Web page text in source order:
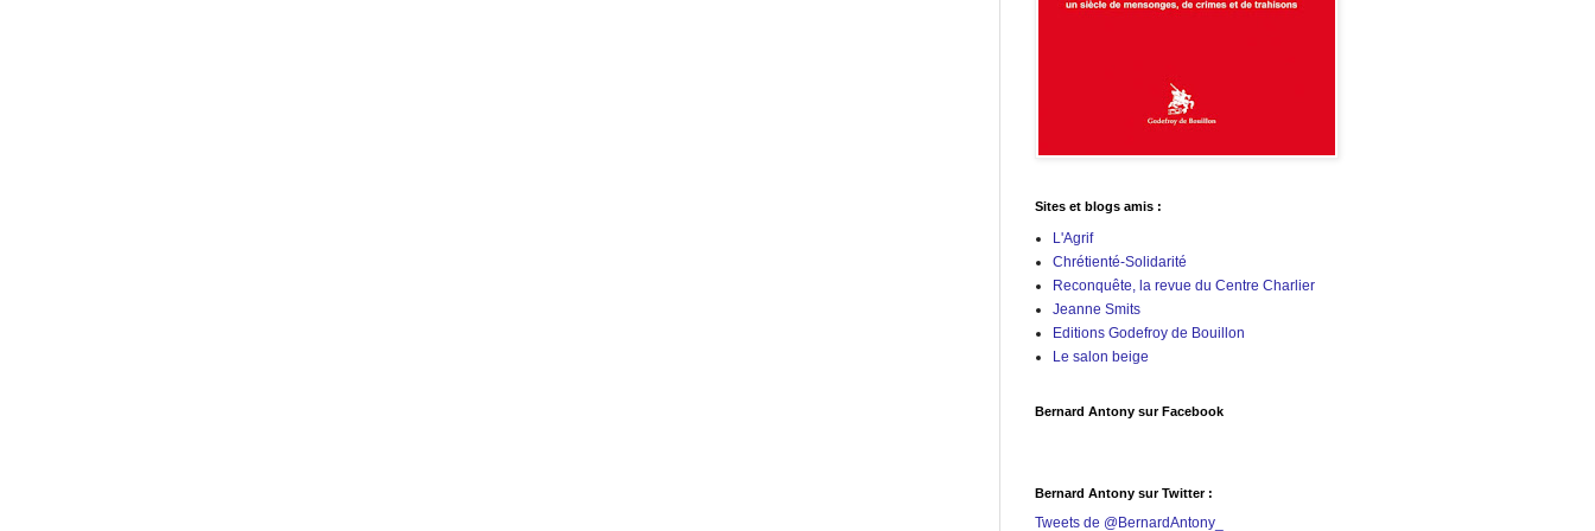
Sites et blogs amis :
L'Agrif
Chrétienté-Solidarité
Reconquête, la revue du Centre Charlier
Jeanne Smits
Editions Godefroy de Bouillon
Le salon beige
Bernard Antony sur Facebook
Bernard Antony sur Twitter :
Tweets de @BernardAntony_